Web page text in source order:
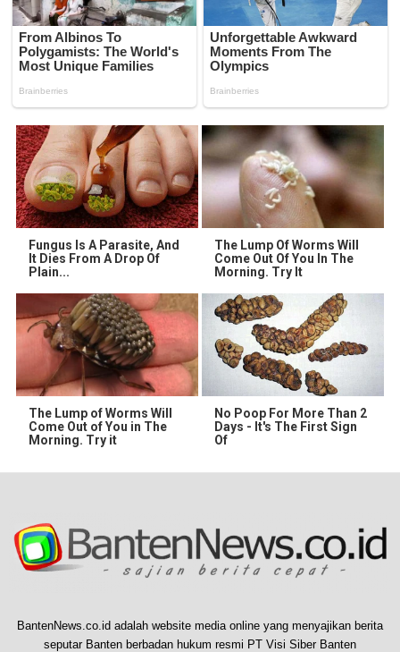
Fungus Is A Parasite, And
It Dies From A Drop Of
Plain...
The Lump Of Worms Will
Come Out Of You In The
Morning. Try It
The Lump of Worms Will
Come Out of You in The
Morning. Try it
No Poop For More Than 2
Days - It's The First Sign
Of
BantenNews.co.id adalah website media online yang menyajikan berita
seputar Banten berbadan hukum resmi PT Visi Siber Banten